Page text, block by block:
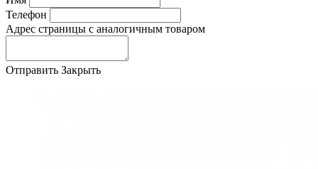
Телефон
Адрес страницы с аналогичным товаром
Отправить Закрыть